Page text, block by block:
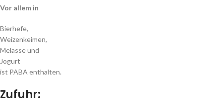
Vor allem in
Bierhefe,
Weizenkeimen,
Melasse und
Jogurt
ist PABA enthalten.
Zufuhr: